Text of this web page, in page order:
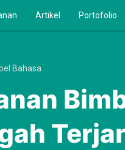
Artikel Portofolio
Bahasa